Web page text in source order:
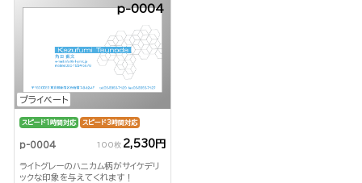
プライベート
p-0004
スピード1時間対応 スピード3時間対応
p-0004 100枚 2,530円
ライトグレーのハニカム柄がサイケデリ
ックな印象を与えてくれます！